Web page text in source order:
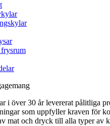
i över 30 år levererat pålitliga
som uppfyller kraven för
mat och dryck till alla typer av